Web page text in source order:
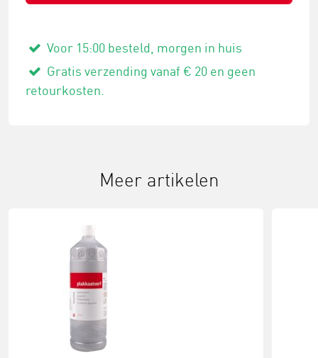
Voor 15:00 besteld, morgen in huis
Gratis verzending vanaf € 20 en geen
retourkosten.
Meer artikelen